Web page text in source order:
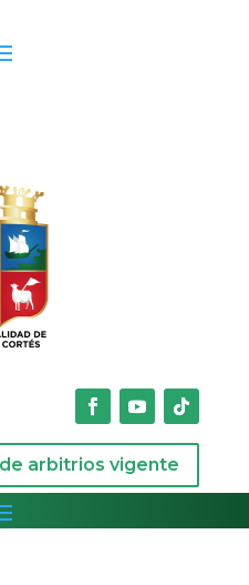
de arbitrios vigente